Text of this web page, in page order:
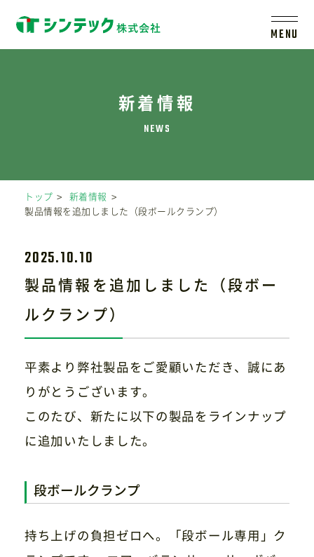
MENU
会社案内
新着情報
採用情報
レールシステムについて
サイトマップ
プライバシーポリシー
シンテック公式Instagram
シンテック公式Youtubeチャンネル
新着情報
トップ
新着情報
製品情報を追加しました（段ボールクランプ）
2025.10.10
製品情報を追加しました（段ボー
ルクランプ）
平素より弊社製品をご愛顧いただき、誠にあ
りがとうございます。
このたび、新たに以下の製品をラインナップ
に追加いたしました。
段ボールクランプ
持ち上げの負担ゼロへ。「段ボール専用」ク